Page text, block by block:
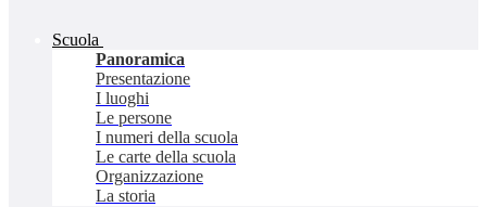
Scuola
Panoramica
Presentazione
I luoghi
Le persone
I numeri della scuola
Le carte della scuola
Organizzazione
La storia